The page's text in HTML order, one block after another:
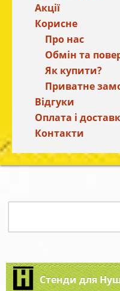
Акції
Корисне
Про нас
Обмін та
Як купити?
Приватне
Відгуки
Оплата і
Контакти
Стенди для